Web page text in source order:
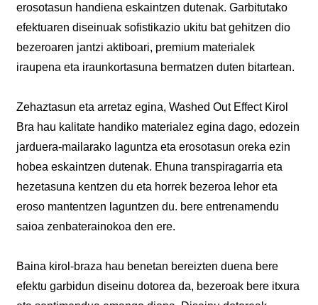
erosotasun handiena eskaintzen dutenak. Garbitutako
efektuaren diseinuak sofistikazio ukitu bat gehitzen dio
bezeroaren jantzi aktiboari, premium materialek
iraupena eta iraunkortasuna bermatzen duten bitartean.
Zehaztasun eta arretaz egina, Washed Out Effect Kirol
Bra hau kalitate handiko materialez egina dago, edozein
jarduera-mailarako laguntza eta erosotasun oreka ezin
hobea eskaintzen dutenak. Ehuna transpiragarria eta
hezetasuna kentzen du eta horrek bezeroa lehor eta
eroso mantentzen laguntzen du. bere entrenamendu
saioa zenbaterainokoa den ere.
Baina kirol-braza hau benetan bereizten duena bere
efektu garbidun diseinu dotorea da, bezeroak bere itxura